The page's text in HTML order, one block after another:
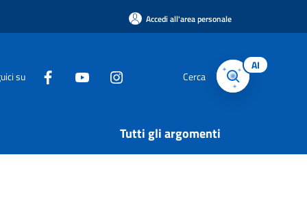
Accedi all'area personale
su Cerca
AI
Tutti gli argomenti